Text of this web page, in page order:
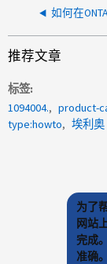
推荐文章
标签
1094004.
product-
type:howto
埃利奥
为了
网站
完成
准确